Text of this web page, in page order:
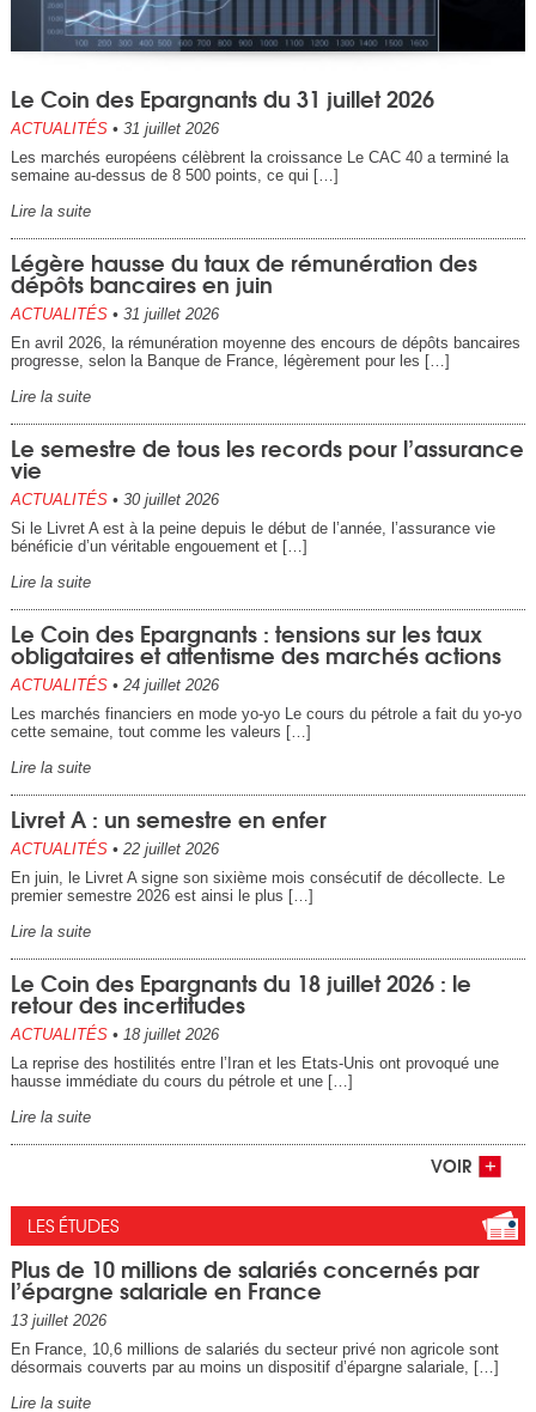
Le Coin des Epargnants du 31 juillet 2026
ACTUALITÉS • 31 juillet 2026
Les marchés européens célèbrent la croissance Le CAC 40 a terminé la
semaine au-dessus de 8 500 points, ce qui […]
Lire la suite
Légère hausse du taux de rémunération des
dépôts bancaires en juin
ACTUALITÉS • 31 juillet 2026
En avril 2026, la rémunération moyenne des encours de dépôts bancaires
progresse, selon la Banque de France, légèrement pour les […]
Lire la suite
Le semestre de tous les records pour l’assurance
vie
ACTUALITÉS • 30 juillet 2026
Si le Livret A est à la peine depuis le début de l’année, l’assurance vie
bénéficie d’un véritable engouement et […]
Lire la suite
Le Coin des Epargnants : tensions sur les taux
obligataires et attentisme des marchés actions
ACTUALITÉS • 24 juillet 2026
Les marchés financiers en mode yo-yo Le cours du pétrole a fait du yo-yo
cette semaine, tout comme les valeurs […]
Lire la suite
Livret A : un semestre en enfer
ACTUALITÉS • 22 juillet 2026
En juin, le Livret A signe son sixième mois consécutif de décollecte. Le
premier semestre 2026 est ainsi le plus […]
Lire la suite
Le Coin des Epargnants du 18 juillet 2026 : le
retour des incertitudes
ACTUALITÉS • 18 juillet 2026
La reprise des hostilités entre l’Iran et les Etats-Unis ont provoqué une
hausse immédiate du cours du pétrole et une […]
Lire la suite
VOIR
LES ÉTUDES
Plus de 10 millions de salariés concernés par
l’épargne salariale en France
13 juillet 2026
En France, 10,6 millions de salariés du secteur privé non agricole sont
désormais couverts par au moins un dispositif d’épargne salariale, […]
Lire la suite